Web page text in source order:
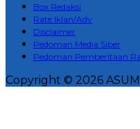
Box Redaksi
Rate Iklan/Adv
Disclaimer
Pedoman Media Siber
Pedoman Pemberitaan
Copyright © 2026